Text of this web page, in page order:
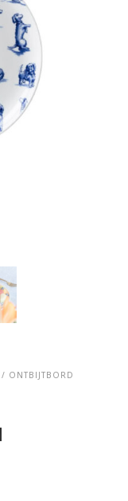
/ ONTBIJTBORD